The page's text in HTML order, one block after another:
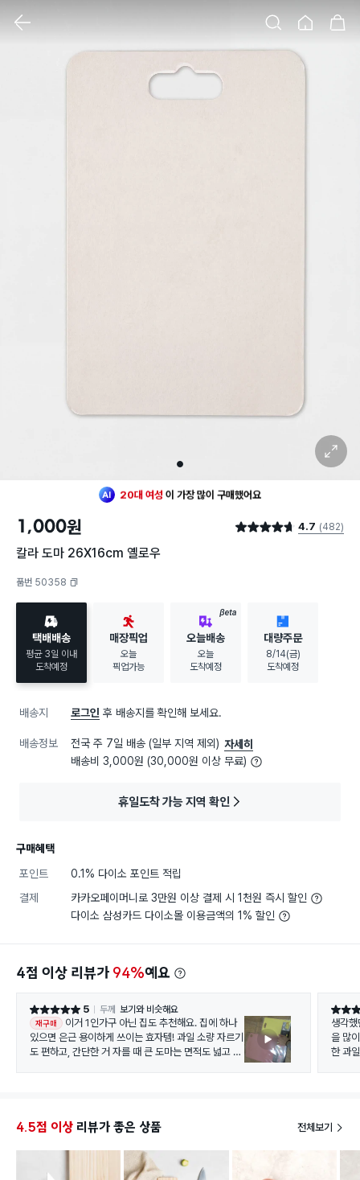
1
확대 보기
최근 한달140명이구매했어요
구매했어요
1,000원 별점 4.7점 4.7 (482)
칼라 도마 26X16cm 옐로우
품번 50358
택배배송
평균 3일 이내
도착예정
매장픽업
오늘
픽업가능
BETA
오늘배송
오늘
도착예정
대량주문
8/14(금)
도착예정
배송지 로그인 후 배송지를 확인해 보세요.
배송정보 전국 주 7일 배송 (일부 지역 제외) 자세히
배송비 3,000원 (30,000원 이상 무료)
휴일도착 가능 지역 확인
구매혜택
포인트
0.1% 다이소 포인트 적립
결제
카카오페이머니로 3만원 이상 결제 시 1천원 즉시 할인
다이소 삼성카드 다이소몰 이용금액의 1% 할인
4점 이상 리뷰가 94%예요
별점 5점 5 두께 보기와 비슷해요
재구매
이거 1인가구 아닌 집도 추천해요. 집에 하나
있으면 은근 용이하게 쓰이는 효자템! 과일 소량 자르기
도 편하고, 간단한 거 자를 때 큰 도마는 면적도 넓고 무
에 재료 투하할 때도 좋고, 말릴 때도 걸어둘 수 있어서
별점 5
생각
을 많
한 과
4.5점 이상 리뷰가 좋은 상품 전체보기